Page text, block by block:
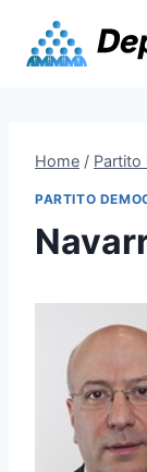
content
Home / Partito
PARTITO